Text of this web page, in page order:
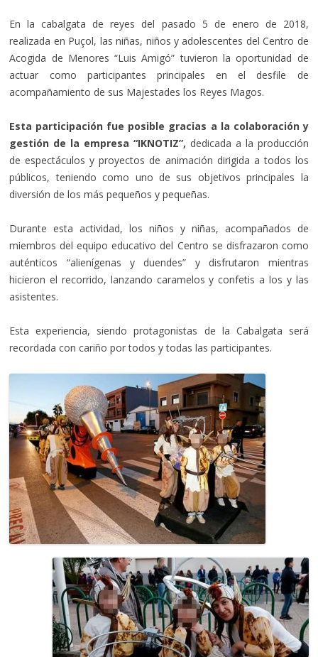
En la cabalgata de reyes del pasado 5 de enero de 2018,
realizada en Puçol, las niñas, niños y adolescentes del Centro de
Acogida de Menores “Luis Amigó” tuvieron la oportunidad de
actuar como participantes principales en el desfile de
acompañamiento de sus Majestades los Reyes Magos.
Esta participación fue posible gracias a la colaboración y
gestión de la empresa “IKNOTIZ”, dedicada a la producción
de espectáculos y proyectos de animación dirigida a todos los
públicos, teniendo como uno de sus objetivos principales la
diversión de los más pequeños y pequeñas.
Durante esta actividad, los niños y niñas, acompañados de
miembros del equipo educativo del Centro se disfrazaron como
auténticos “alienígenas y duendes” y disfrutaron mientras
hicieron el recorrido, lanzando caramelos y confetis a los y las
asistentes.
Esta experiencia, siendo protagonistas de la Cabalgata será
recordada con cariño por todos y todas las participantes.